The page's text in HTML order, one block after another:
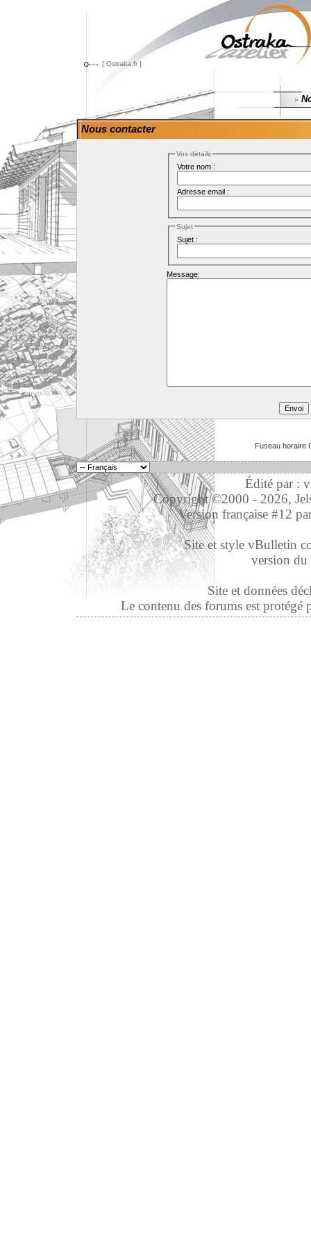
[ Ostraka.fr ]
»
Nous contacter
Vos détails
Votre nom :
Adresse email :
Sujet
Sujet :
Message:
Fuseau horaire
Édité par :
Copyright ©2000 - 2026,
Version française #12
Site et style vBulletin
version
Site et données
Le contenu des forums est protégé